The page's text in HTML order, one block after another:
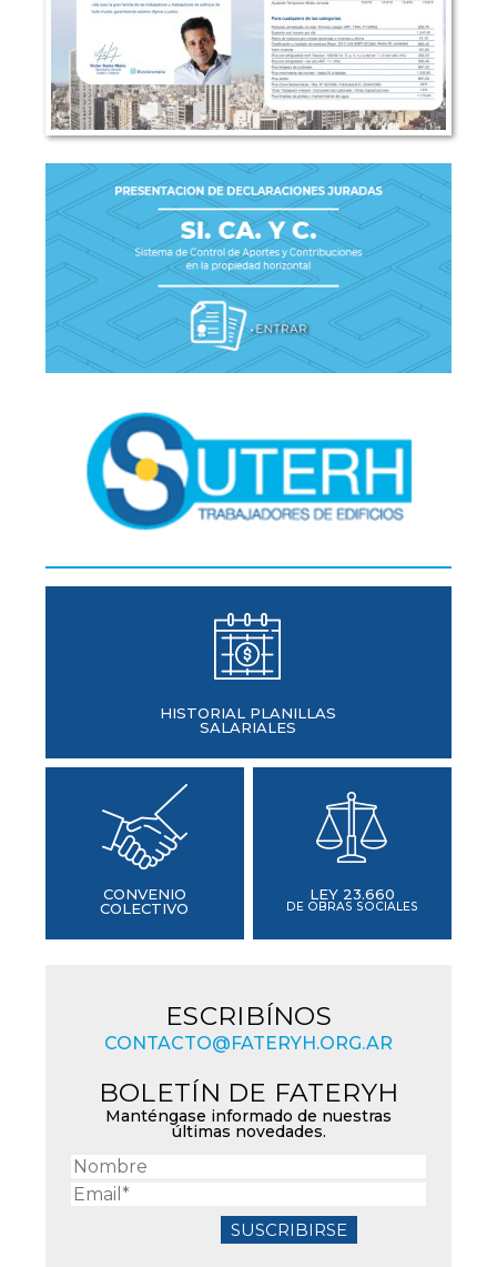
HISTORIAL PLANILLAS
SALARIALES
CONVENIO
COLECTIVO
LEY 23.660
DE OBRAS SOCIALES
ESCRIBÍNOS
CONTACTO@FATERYH.ORG.AR
BOLETÍN DE FATERYH
Manténgase informado de nuestras
últimas novedades.